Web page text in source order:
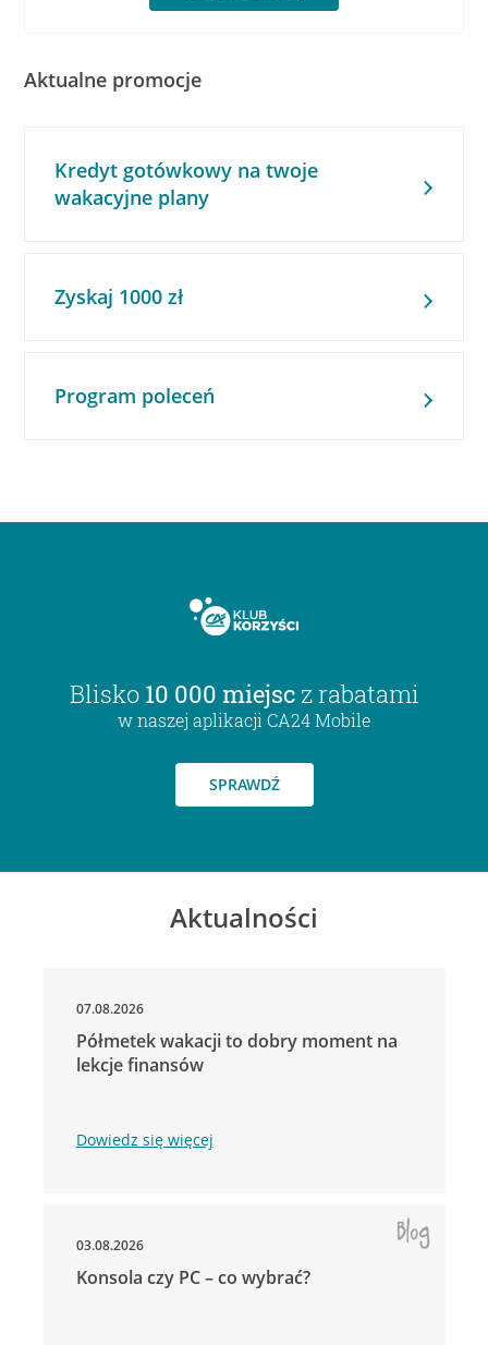
Aktualne promocje
Kredyt gotówkowy na twoje
wakacyjne plany
Zyskaj 1000 zł
Program poleceń
Blisko 10 000 miejsc z rabatami
w naszej aplikacji CA24 Mobile
SPRAWDŹ
Aktualności
07.08.2026
Półmetek wakacji to dobry moment na
lekcje finansów
Dowiedz się więcej
03.08.2026
Konsola czy PC – co wybrać?